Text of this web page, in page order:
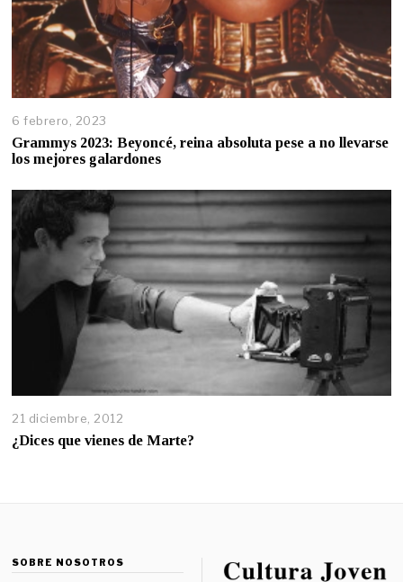
6 febrero, 2023
Grammys 2023: Beyoncé, reina absoluta pese a no llevarse
los mejores galardones
21 diciembre, 2012
¿Dices que vienes de Marte?
SOBRE NOSOTROS